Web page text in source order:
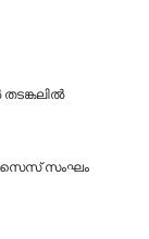
സംഘം